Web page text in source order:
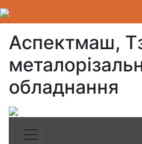
Аспектмаш,
обладнання